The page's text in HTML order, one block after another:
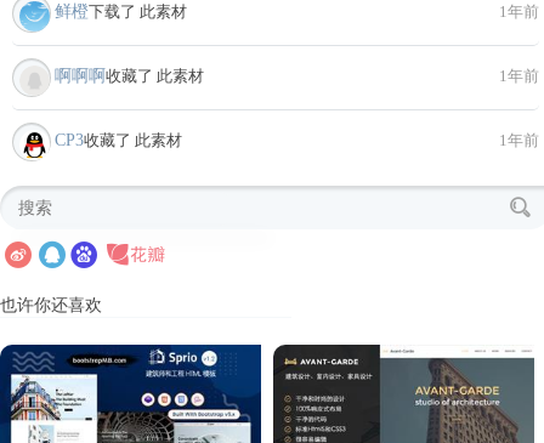
鲜橙下载了 此素材 1年前
啊啊啊 收藏了 此素材 1年前
CP3收藏了 此素材 1年前
也许你还喜欢